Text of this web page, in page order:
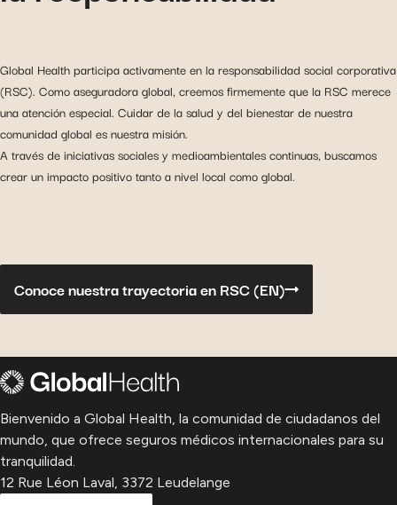
Global Health participa activamente en la responsabilidad social corporativa
(RSC). Como aseguradora global, creemos firmemente que la RSC merece
una atención especial. Cuidar de la salud y del bienestar de nuestra
comunidad global es nuestra misión.
A través de iniciativas sociales y medioambientales continuas, buscamos
crear un impacto positivo tanto a nivel local como global.
Conoce nuestra trayectoria en RSC (EN)
Bienvenido a Global Health, la comunidad de ciudadanos del
mundo, que ofrece seguros médicos internacionales para su
tranquilidad.
12 Rue Léon Laval, 3372 Leudelange